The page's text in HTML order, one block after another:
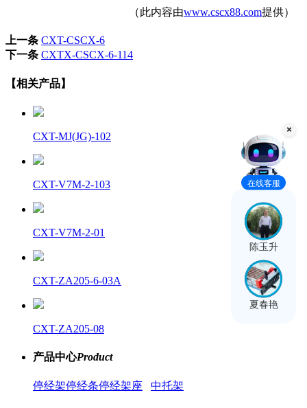
（此内容由www.cscx88.com提供）
上一条 CXT-CSCX-6
下一条 CXTX-CSCX-6-114
【相关产品】
CXT-MJ(JG)-102
CXT-V7M-2-103
CXT-V7M-2-01
CXT-ZA205-6-03A
CXT-ZA205-08
产品中心Product
停经架停经条停经架座 中托架
在线客服
陈玉升
夏春艳